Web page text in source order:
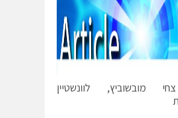
מובשוביץ, לוונשטיין